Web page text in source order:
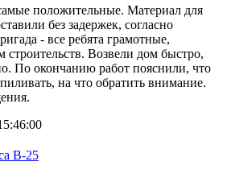
положительные. Материал для
без задержек, согласно
- все ребята грамотные,
строительств. Возвели дом быстро,
По окончанию работ пояснили, что
на что обратить внимание.
В-25